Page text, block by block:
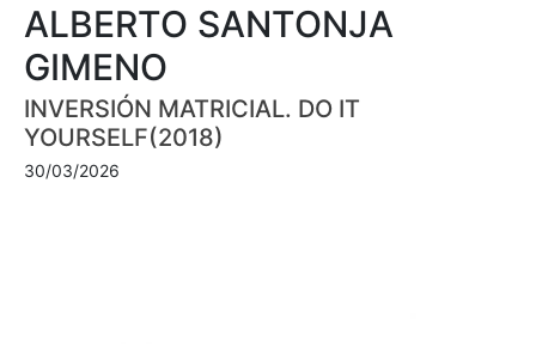
ALBERTO SANTONJA
GIMENO
INVERSIÓN MATRICIAL. DO IT
YOURSELF(2018)
30/03/2026